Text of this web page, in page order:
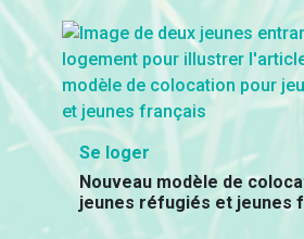
Se loger
Nouveau modèle de
jeunes réfugiés et jeunes